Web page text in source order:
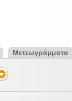
Μετεωγράμματα